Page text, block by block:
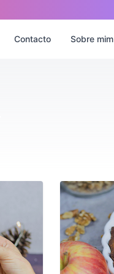
Contacto Sobre mim